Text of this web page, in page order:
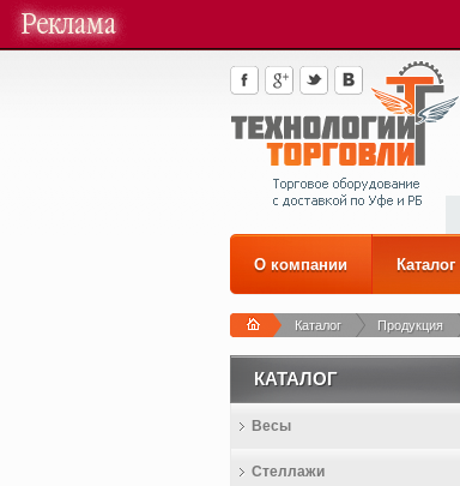
О компании Каталог
Каталог Продукция
КАТАЛОГ
Весы
Стеллажи